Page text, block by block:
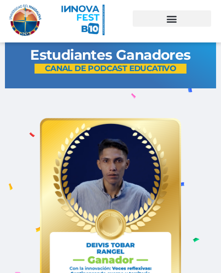
Estudiantes Ganadores
CANAL DE PODCAST EDUCATIVO